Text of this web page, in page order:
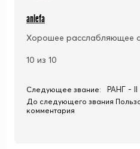
anlefa
Хорошее расслабляющее
10 из 10
Следующее звание: РАНГ - II
До следующего звания
комментария